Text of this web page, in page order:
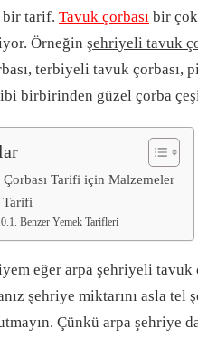
bir tarif. Tavuk çorbası bir
Örneğin şehriyeli tavuk
terbiyeli tavuk çorbası,
birbirinden güzel çorba
Tarifi için Malzemeler
Tarifi
Benzer Yemek Tarifleri
eğer arpa şehriyeli tavuk
şehriye miktarını asla tel
Çünkü arpa şehriye